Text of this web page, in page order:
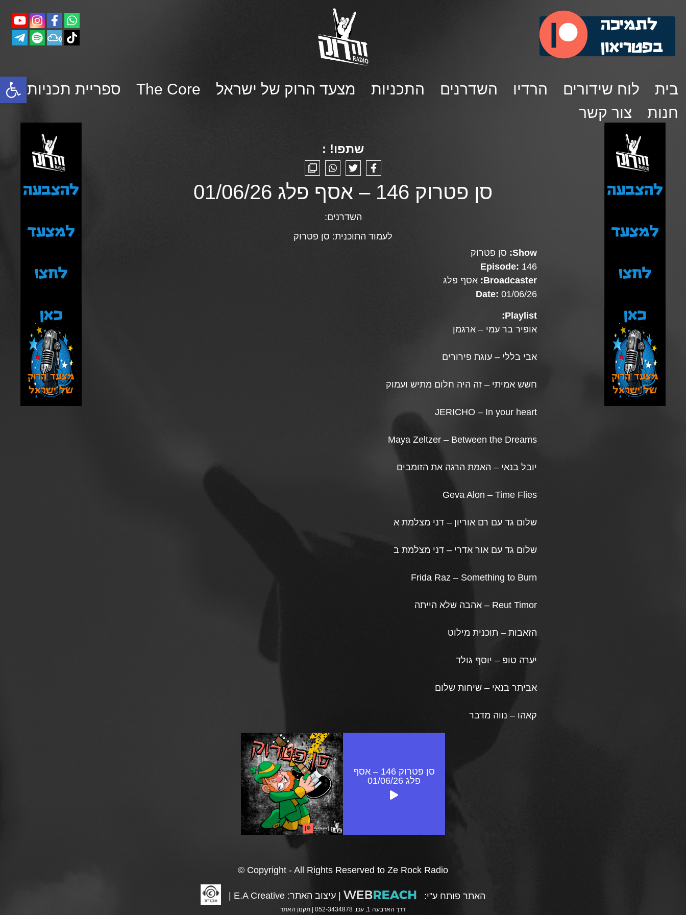
פתח סרגל נגישות בית לוח שידורים הרדיו השדרנים התכניות מצעד הרוק של ישראל The Core
ספריית תכניות
חנות
צור קשר
שתפו! :
סן פטרוק 146 – אסף פלג 01/06/26
השדרנים:
לעמוד התוכנית: סן פטרוק
Show: סן פטרוק
Episode: 146
Broadcaster: אסף פלג
Date: 01/06/26
Playlist:
אופיר בר עמי – ארגמן
אבי בללי – עוגת פירורים
חשש אמיתי – זה היה חלום מתיש ועמוק
JERICHO – In your heart
Maya Zeltzer – Between the Dreams
יובל בנאי – האמת הרגה את הזומבים
Geva Alon – Time Flies
שלום גד עם רם אוריון – דני מצלמת א
שלום גד עם אור אדרי – דני מצלמת ב
Frida Raz – Something to Burn
Reut Timor – אהבה שלא הייתה
הזאבות – תוכנית מילוט
יערה טופ – יוסף גולד
אביתר בנאי – שיחות שלום
קאהו – נווה מדבר
סן פטרוק 146 – אסף
פלג 01/06/26
© Copyright - All Rights Reserved to Ze Rock Radio
האתר פותח ע"י: | עיצוב האתר: E.A Creative
|
דרך הארבעה 1, עכו, 052-3434878 | תקנון האתר